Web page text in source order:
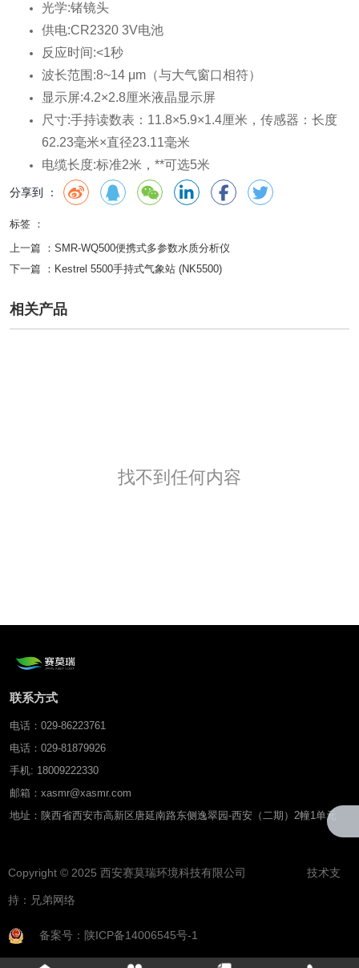
光学:锗镜头
供电:CR2320 3V电池
反应时间:<1秒
波长范围:8~14 μm（与大气窗口相符）
显示屏:4.2×2.8厘米液晶显示屏
尺寸:手持读数表：11.8×5.9×1.4厘米，传感器：长度
62.23毫米×直径23.11毫米
电缆长度:标准2米，**可选5米
分享到 ：
标签 ：
上一篇 ： SMR-WQ500便携式多参数水质分析仪
下一篇 ： Kestrel 5500手持式气象站 (NK5500)
相关产品
找不到任何内容
联系方式
电话：029-86223761
电话：029-81879926
手机: 18009222330
邮箱：xasmr@xasmr.com
地址：陕西省西安市高新区唐延南路东侧逸翠园-西安（二期）2幢1单元
Copyright © 2025 西安赛莫瑞环境科技有限公司 技术支
持： 兄弟网络
备案号：陕ICP备14006545号-1